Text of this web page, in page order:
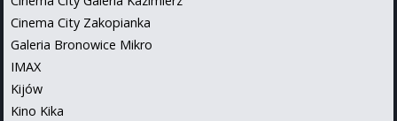
Cinema City Zakopianka
Galeria Bronowice Mikro
IMAX
Kijów
Kino Kika